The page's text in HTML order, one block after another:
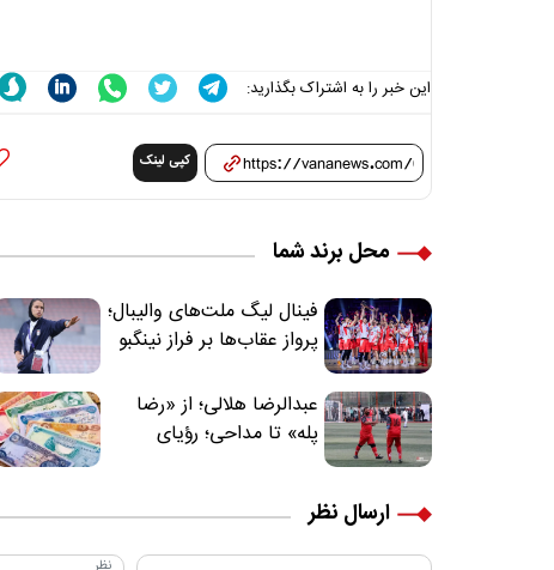
این خبر را به اشتراک بگذارید:
کپی لینک
محل برند شما
فینال لیگ ملت‌های والیبال؛
پرواز عقاب‌ها بر فراز نینگبو
عبدالرضا هلالی؛ از «رضا
پله» تا مداحی؛ رؤیای
ارسال نظر